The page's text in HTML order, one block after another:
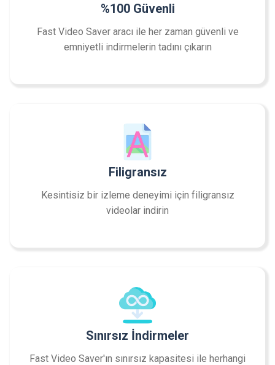
%100 Güvenli
Fast Video Saver aracı ile her zaman güvenli ve
emniyetli indirmelerin tadını çıkarın
Filigransız
Kesintisiz bir izleme deneyimi için filigransız
videolar indirin
Sınırsız İndirmeler
Fast Video Saver'ın sınırsız kapasitesi ile herhangi